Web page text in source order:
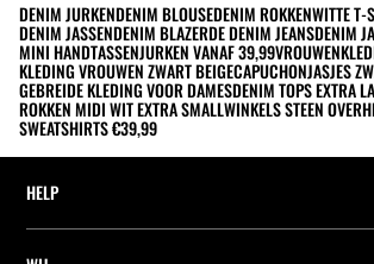
DENIM JURKENDENIM BLOUSEDENIM ROKKENWITTE T-
DENIM JASSENDENIM BLAZERDE DENIM JEANSDENIM
MINI HANDTASSENJURKEN VANAF 39,99
KLEDING VROUWEN ZWART BEIGECAPUCHONJASJES
GEBREIDE KLEDING VOOR DAMESDENIM TOPS EXTRA
ROKKEN MIDI WIT EXTRA SMALLWINKELS STEEN
SWEATSHIRTS €39,99
HELP